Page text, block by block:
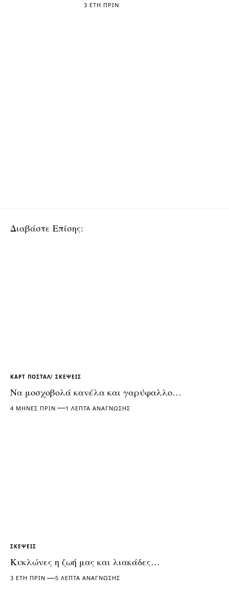
3 ΈΤΗ ΠΡΙΝ
Διαβάστε Επίσης:
ΚΑΡΤ ΠΟΣΤΆΛ ΣΚΈΨΕΙΣ
Να μοσχοβολά κανέλα και γαρύφαλλο…
4 ΜΉΝΕΣ ΠΡΙΝ 1 ΛΕΠΤΆ ΑΝΆΓΝΩΣΗΣ
ΣΚΈΨΕΙΣ
Κυκλώνες η ζωή μας και λιακάδες…
3 ΈΤΗ ΠΡΙΝ 5 ΛΕΠΤΆ ΑΝΆΓΝΩΣΗΣ